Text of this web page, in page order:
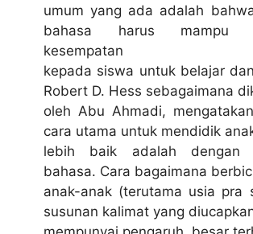
umum yang ada adalah
bahasa harus mampu
kesempatan
kepada siswa untuk belajar
Robert D. Hess sebagaimana
oleh Abu Ahmadi,
cara utama untuk mendidik
lebih baik adalah dengan
bahasa. Cara bagaimana
anak-anak (terutama usia pra
susunan kalimat yang